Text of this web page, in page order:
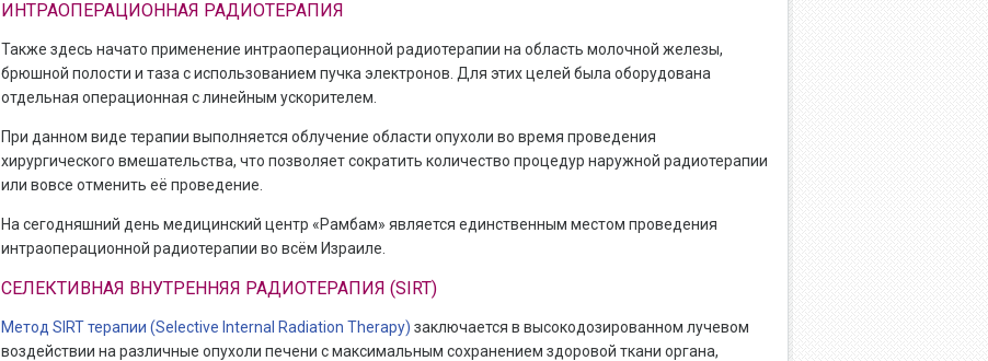
ИНТРАОПЕРАЦИОННАЯ РАДИОТЕРАПИЯ
Также здесь начато применение интраоперационной радиотерапии на область молочной железы,
брюшной полости и таза с использованием пучка электронов. Для этих целей была оборудована
отдельная операционная с линейным ускорителем.
При данном виде терапии выполняется облучение области опухоли во время проведения
хирургического вмешательства, что позволяет сократить количество процедур наружной радиотерапии
или вовсе отменить её проведение.
На сегодняшний день медицинский центр «Рамбам» является единственным местом проведения
интраоперационной радиотерапии во всём Израиле.
СЕЛЕКТИВНАЯ ВНУТРЕННЯЯ РАДИОТЕРАПИЯ (SIRT)
Метод SIRT терапии (Selective Internal Radiation Therapy) заключается в высокодозированном лучевом
воздействии на различные опухоли печени с максимальным сохранением здоровой ткани органа,